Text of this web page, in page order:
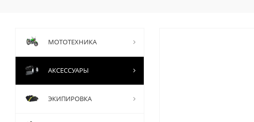
МОТОТЕХНИКА
АКСЕССУАРЫ
ЭКИПИРОВКА